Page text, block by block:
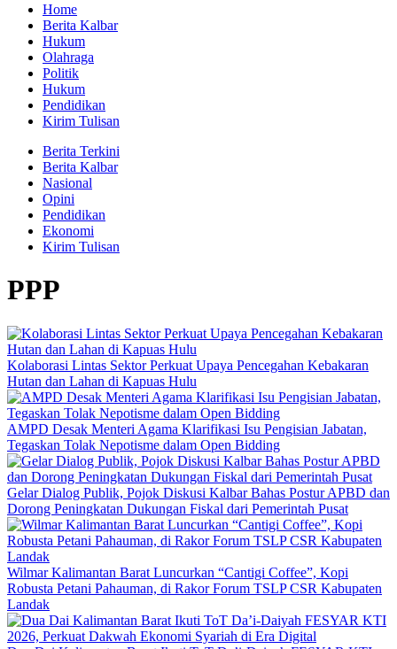
Home
Berita Kalbar
Hukum
Olahraga
Politik
Hukum
Pendidikan
Kirim Tulisan
Berita Terkini
Berita Kalbar
Nasional
Opini
Pendidikan
Ekonomi
Kirim Tulisan
PPP
Kolaborasi Lintas Sektor Perkuat Upaya Pencegahan Kebakaran
Hutan dan Lahan di Kapuas Hulu
AMPD Desak Menteri Agama Klarifikasi Isu Pengisian Jabatan,
Tegaskan Tolak Nepotisme dalam Open Bidding
Gelar Dialog Publik, Pojok Diskusi Kalbar Bahas Postur APBD dan
Dorong Peningkatan Dukungan Fiskal dari Pemerintah Pusat
Wilmar Kalimantan Barat Luncurkan “Cantigi Coffee”, Kopi
Robusta Petani Pahauman, di Rakor Forum TSLP CSR Kabupaten
Landak